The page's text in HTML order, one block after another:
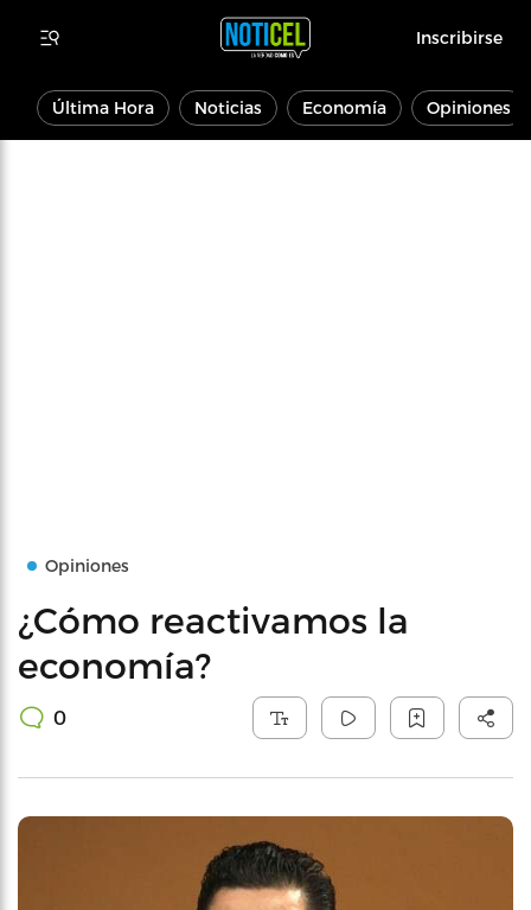
Inscribirse
Última Hora Noticias Economía Opiniones
Opiniones
¿Cómo reactivamos la
economía?
0